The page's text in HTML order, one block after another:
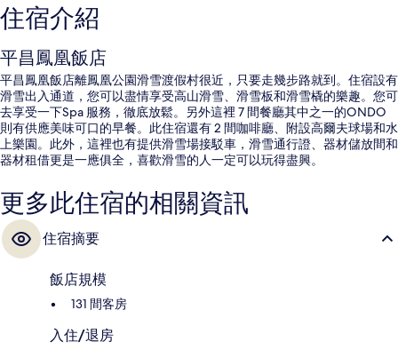
住宿介紹
平昌鳳凰飯店
平昌鳳凰飯店離鳳凰公園滑雪渡假村很近，只要走幾步路就到。住宿設有
滑雪出入通道，您可以盡情享受高山滑雪、滑雪板和滑雪橇的樂趣。您可
去享受一下Spa 服務，徹底放鬆。另外這裡 7 間餐廳其中之一的ONDO
則有供應美味可口的早餐。此住宿還有 2 間咖啡廳、附設高爾夫球場和水
上樂園。此外，這裡也有提供滑雪場接駁車，滑雪通行證、器材儲放間和
器材租借更是一應俱全，喜歡滑雪的人一定可以玩得盡興。
更多此住宿的相關資訊
住宿摘要
飯店規模
131 間客房
入住/退房